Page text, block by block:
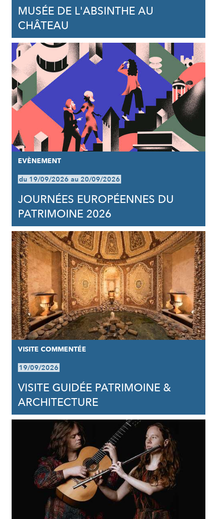
MUSÉE DE L'ABSINTHE AU
CHÂTEAU
EVÈNEMENT
du 19/09/2026 au 20/09/2026
JOURNÉES EUROPÉENNES DU
PATRIMOINE 2026
VISITE COMMENTÉE
19/09/2026
VISITE GUIDÉE PATRIMOINE &
ARCHITECTURE